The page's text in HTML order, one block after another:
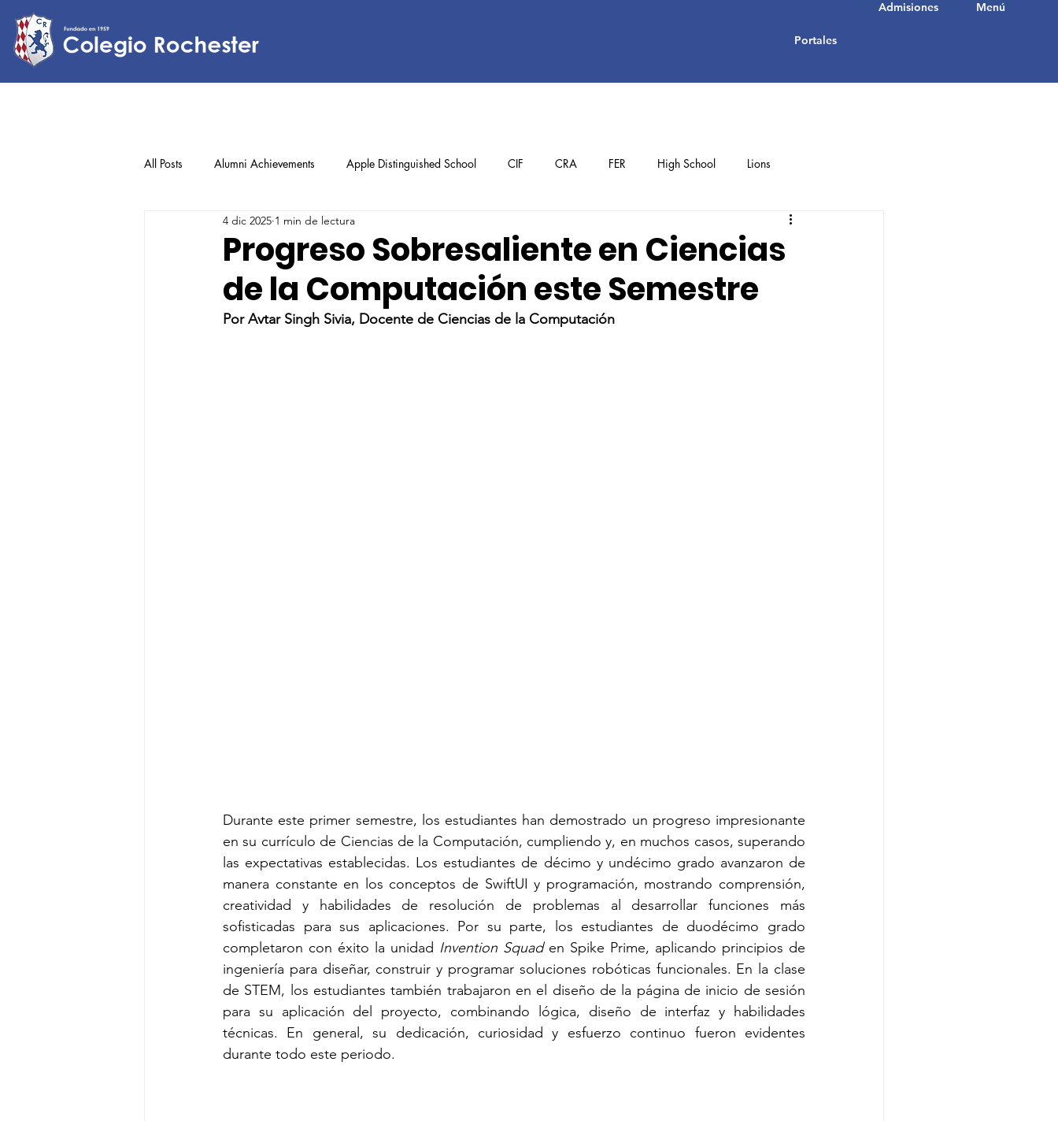
Portales
Menú
Admisiones
All Posts Alumni Achievements Apple Distinguished School CIF CRA FER High School Lions
Lower Elementary Middle School Student Achievements
Upper Elementary
Progreso Sobresaliente en Ciencias
de la Computación este Semestre
4 dic 2025 1 min de lectura
Por Avtar Singh Sivia, Docente de Ciencias de la Computación
Durante este primer semestre, los estudiantes han demostrado un progreso impresionante
en su currículo de Ciencias de la Computación, cumpliendo y, en muchos casos, superando
las expectativas establecidas. Los estudiantes de décimo y undécimo grado avanzaron de
manera constante en los conceptos de SwiftUI y programación, mostrando comprensión,
creatividad y habilidades de resolución de problemas al desarrollar funciones más
sofisticadas para sus aplicaciones. Por su parte, los estudiantes de duodécimo grado
completaron con éxito la unidad Invention Squad en Spike Prime, aplicando principios de
ingeniería para diseñar, construir y programar soluciones robóticas funcionales. En la clase
de STEM, los estudiantes también trabajaron en el diseño de la página de inicio de sesión
para su aplicación del proyecto, combinando lógica, diseño de interfaz y habilidades
técnicas. En general, su dedicación, curiosidad y esfuerzo continuo fueron evidentes
durante todo este periodo.